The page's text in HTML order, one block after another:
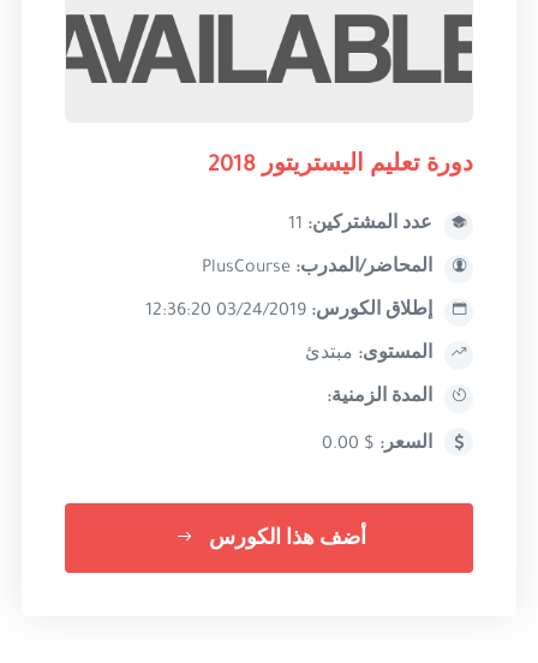
دورة تعليم اليستريتور 2018
عدد المشتركين:
المحاضر/المدرب:
إطلاق الكورس:
المستوى: مبتدئ
المدة الزمنية:
السعر: $ 0.00
أضف هذا الكورس